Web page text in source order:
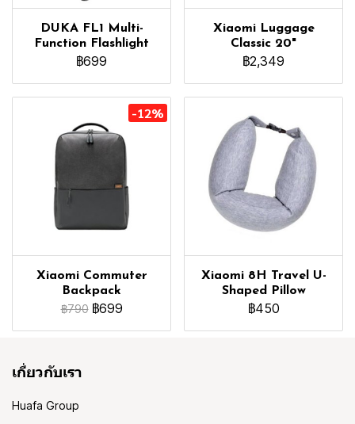
DUKA FL1 Multi-
Function Flashlight
฿699
Xiaomi Luggage
Classic 20"
฿2,349
-12%
Xiaomi Commuter
Backpack
฿790 ฿699
Xiaomi 8H Travel U-
Shaped Pillow
฿450
เกี่ยวกับเรา
Huafa Group